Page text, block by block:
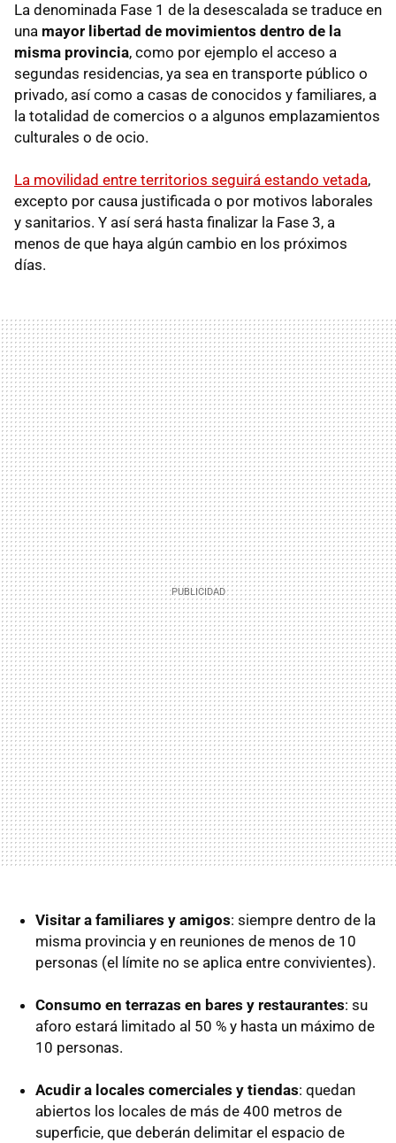
La denominada Fase 1 de la desescalada se traduce en
una mayor libertad de movimientos dentro de la
misma provincia, como por ejemplo el acceso a
segundas residencias, ya sea en transporte público o
privado, así como a casas de conocidos y familiares, a
la totalidad de comercios o a algunos emplazamientos
culturales o de ocio.
La movilidad entre territorios seguirá estando vetada,
excepto por causa justificada o por motivos laborales
y sanitarios. Y así será hasta finalizar la Fase 3, a
menos de que haya algún cambio en los próximos
días.
Visitar a familiares y amigos: siempre dentro de la
misma provincia y en reuniones de menos de 10
personas (el límite no se aplica entre convivientes).
Consumo en terrazas en bares y restaurantes: su
aforo estará limitado al 50 % y hasta un máximo de
10 personas.
Acudir a locales comerciales y tiendas: quedan
abiertos los locales de más de 400 metros de
superficie, que deberán delimitar el espacio de